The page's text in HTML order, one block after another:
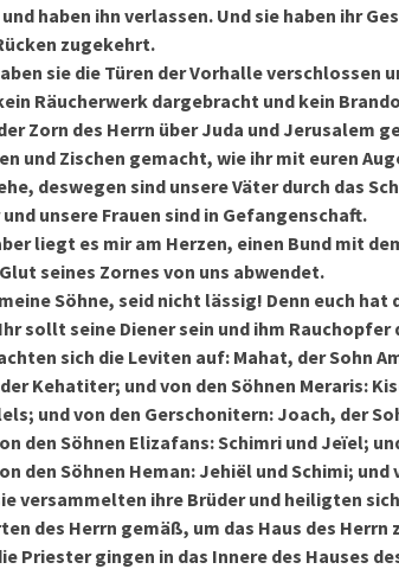
haben ihn verlassen. Und sie haben ihr
zugekehrt.
sie die Türen der Vorhalle verschlossen
Räucherwerk dargebracht und kein
Zorn des Herrn über Juda und Jerusalem
und Zischen gemacht, wie ihr mit euren
deswegen sind unsere Väter durch das
unsere Frauen sind in Gefangenschaft.
liegt es mir am Herzen, einen Bund mit
seines Zornes von uns abwendet.
Söhne, seid nicht lässig! Denn euch
sollt seine Diener sein und ihm Rauchopfer
sich die Leviten auf: Mahat, der Sohn
Kehatiter; und von den Söhnen Meraris:
und von den Gerschonitern: Joach, der
den Söhnen Elizafans: Schimri und Jeïel;
den Söhnen Heman: Jehiël und Schimi;
versammelten ihre Brüder und heiligten
des Herrn gemäß, um das Haus des Herrn
Priester gingen in das Innere des Hauses